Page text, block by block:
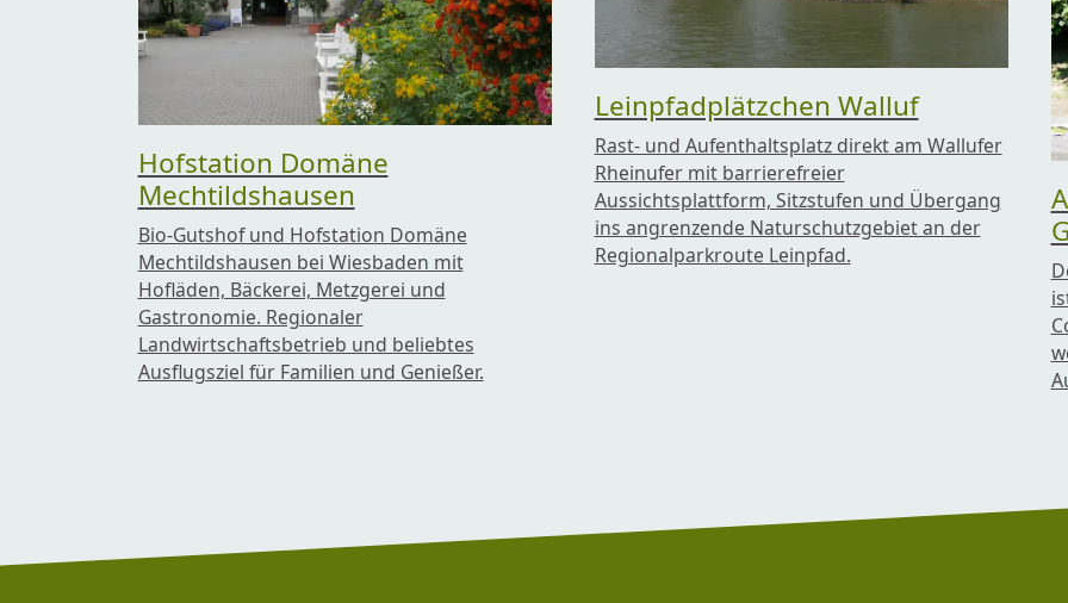
Hofstation Domäne
Mechtildshausen
Bio-Gutshof und Hofstation Domäne
Mechtildshausen bei Wiesbaden mit
Hofläden, Bäckerei, Metzgerei und
Gastronomie. Regionaler
Landwirtschaftsbetrieb und beliebtes
Ausflugsziel für Familien und Genießer.
Leinpfadplätzchen Walluf
Rast- und Aufenthaltsplatz direkt am Wallufer
Rheinufer mit barrierefreier
Aussichtsplattform, Sitzstufen und Übergang
ins angrenzende Naturschutzgebiet an der
Regionalparkroute Leinpfad.
Footer